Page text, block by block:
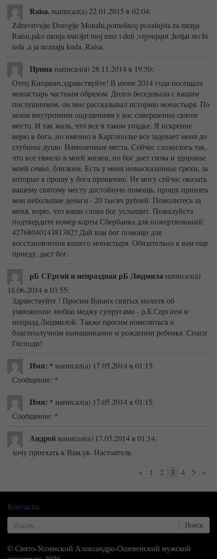
Raisa. написал(а) 22.01.2015 в 02:04:
Zdravstvujte Dorogije Monahi,pomolitesj pozalujsta za menja
Raisu,jako menja mucijet moj muz i deti ,vigonjajut ,hotjat sto bi
usla ,a ja neznaju kuda. Raisa.
Иринанаписал(а) 28.11.2014в 19:50:
Отец Киприан,здравствуйте! В июне 2014 года посещала
монастырь частным образом. Долго беседовала с вашим
послушником, он мне рассказывал историю монастыря. По
моим внутренним ощущениям у вас совершенно святое
место. И так жаль, что все в таком упадке. Я искренне
верю в бога, но именно в Каргополье все задевает меня до
глубины души. Намоленные места. Сейчас сложилось так,
что все тяжело в моей жизни, но бог дает силы и здоровье
моей семье, близким. Есть у меня невысказанные грехи, за
которые я прошу у бога прощение. Не могу сейчас оказать
вашему святому месту достойную помощь, прошу принять
мои небольшие деньги - 20 тысяч рублей. Помолитесь за
меня, верю, что ваши слова бог услышит. Пожалуйста
подтвердите номер карты Сбербанка для пожертвований:
4276804014381382? Дай вам бог помощи для
восстановления вашего монастыря. Обязательно к вам еще
приеду, даст бог.
рБ СЕргий и непраздная рБ Людмиланаписал(а)
18.06.2014в 03:55:
Здравствуйте ! Просим Ваших святых молитв об
умножении любви меджу супругами - р.Б.Сергием и
непразд.Людмилой. Также просим помолиться о
благополучном вынашивании и рождении ребенка .Спаси
Господи!
Имя: * написал(а) 17.05.2014в 01:15:
Сообщение: *
Имя: * написал(а) 17.05.2014в 01:15:
Сообщение: *
Андрейнаписал(а) 17.05.2014в 01:14:
хочу приехать к Вам,ув. Настоятель
Навигация
списку
« 1 2 3 4 5 »
Контакты
Search
for
Поиск
© Свято-Успенский Александро-Ошевенский мужской